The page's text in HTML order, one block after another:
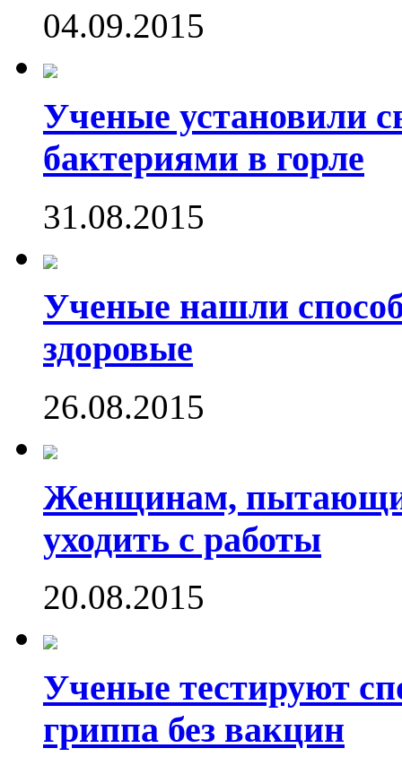
04.09.2015
Ученые установили
бактериями в горле
31.08.2015
Ученые нашли
здоровые
26.08.2015
Женщинам,
уходить с работы
20.08.2015
Ученые тестируют
гриппа без вакцин